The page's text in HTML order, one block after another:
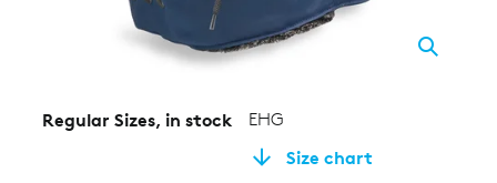
Regular Sizes, in stock EHG
Size chart